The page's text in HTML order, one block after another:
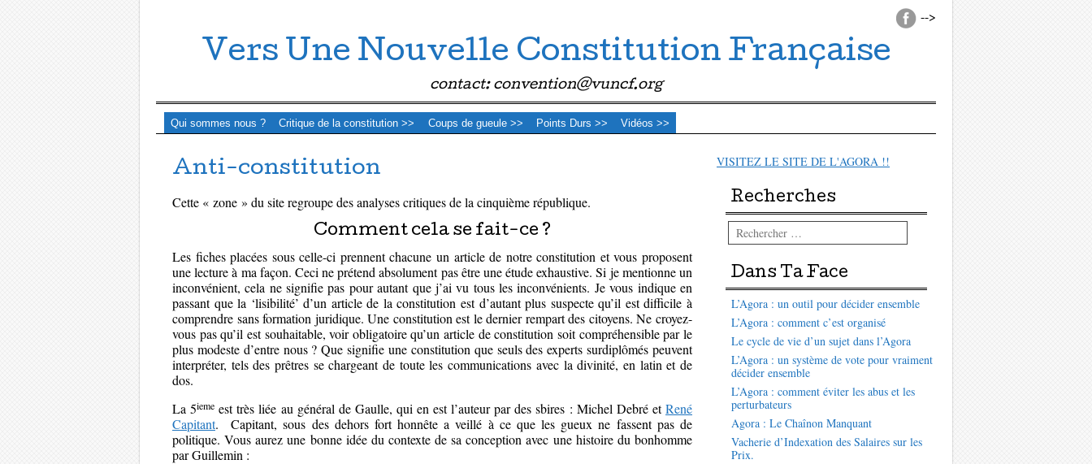
Vers Une Nouvelle Constitution Française
contact: convention@vuncf.org
Menu ☰
Passer directement au contenu
Qui sommes nous ? Critique de la constitution >> Coups de gueule >> Points Durs >> Vidéos >>
-->
Anti-constitution
Cette « zone » du site regroupe des analyses critiques de la cinquième république.
Comment cela se fait-ce ?
Les fiches placées sous celle-ci prennent chacune un article de notre constitution et vous proposent
une lecture à ma façon. Ceci ne prétend absolument pas être une étude exhaustive. Si je mentionne un
inconvénient, cela ne signifie pas pour autant que j’ai vu tous les inconvénients. Je vous indique en
passant que la ‘lisibilité’ d’un article de la constitution est d’autant plus suspecte qu’il est difficile à
comprendre sans formation juridique. Une constitution est le dernier rempart des citoyens. Ne croyez-
vous pas qu’il est souhaitable, voir obligatoire qu’un article de constitution soit compréhensible par le
plus modeste d’entre nous ? Que signifie une constitution que seuls des experts surdiplômés peuvent
interpréter, tels des prêtres se chargeant de toute les communications avec la divinité, en latin et de
dos.
La 5ieme est très liée au général de Gaulle, qui en est l’auteur par des sbires : Michel Debré etRené
Capitant. Capitant, sous des dehors fort honnête a veillé à ce que les gueux ne fassent pas de
politique. Vous aurez une bonne idée du contexte de sa conception avec une histoire du bonhomme
par Guillemin :
VISITEZ LE SITE DE L'AGORA !!
Recherches
Rechercher
Dans Ta Face
L’Agora : un outil pour décider ensemble
L’Agora : comment c’est organisé
Le cycle de vie d’un sujet dans l’Agora
L’Agora : un système de vote pour vraiment
décider ensemble
L’Agora : comment éviter les abus et les
perturbateurs
Agora : Le Chaînon Manquant
Vacherie d’Indexation des Salaires sur les
Prix.